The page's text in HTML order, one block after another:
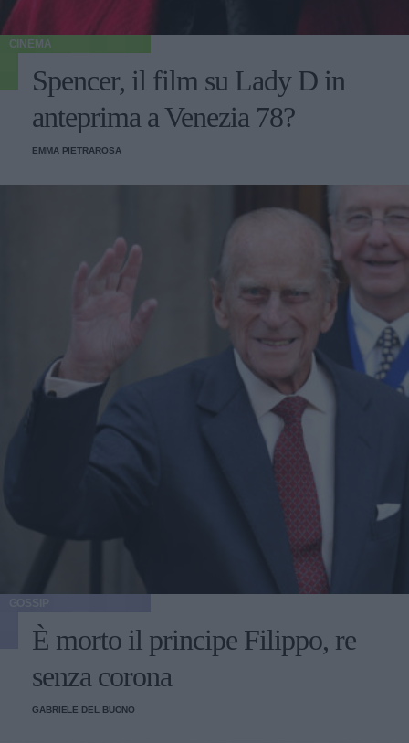
CINEMA
Spencer, il film su Lady D in
anteprima a Venezia 78?
EMMA PIETRAROSA
È morto il principe Filippo, re
senza corona
GABRIELE DEL BUONO